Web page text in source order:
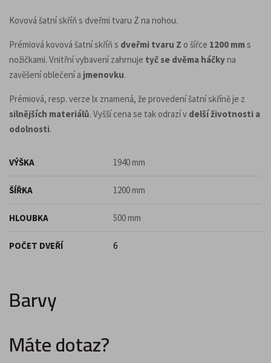
Kovová šatní skříň s dveřmi tvaru Z na nohou.
Prémiová kovová šatní skříň s dveřmi tvaru Z o šířce 1200 mms
nožičkami. Vnitřní vybavení zahrnuje tyč se dvěma háčkyna
zavěšení oblečení a jmenovku.
Prémiová, resp. verze lx znamená, že provedení šatní skříně je z
silnějších materiálů. Vyšší cena se tak odrazí v delší životnosti a
odolnosti.
VÝŠKA 1940 mm
ŠÍŘKA 1200 mm
HLOUBKA 500 mm
POČET DVEŘÍ 6
Barvy
Máte dotaz?